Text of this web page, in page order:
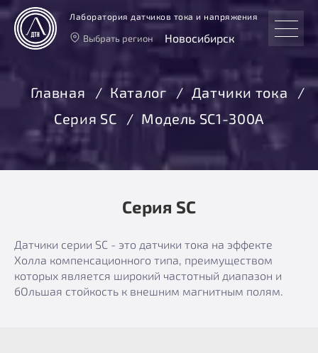
Лаборатория датчиков тока и напряжения
Выбрать регион Новосибирск
Москва
Санкт-Петербург
Екатеринбург
Новосибирск
Главная Каталог
Датчики тока
Серия SC
Модель SC1-300А
Серия SC
Датчики серии SC - это датчики тока на эффекте
Холла компенсационного типа, преимуществом
которых является широкий частотный диапазон и
бОльшая стойкость к внешним магнитным полям.